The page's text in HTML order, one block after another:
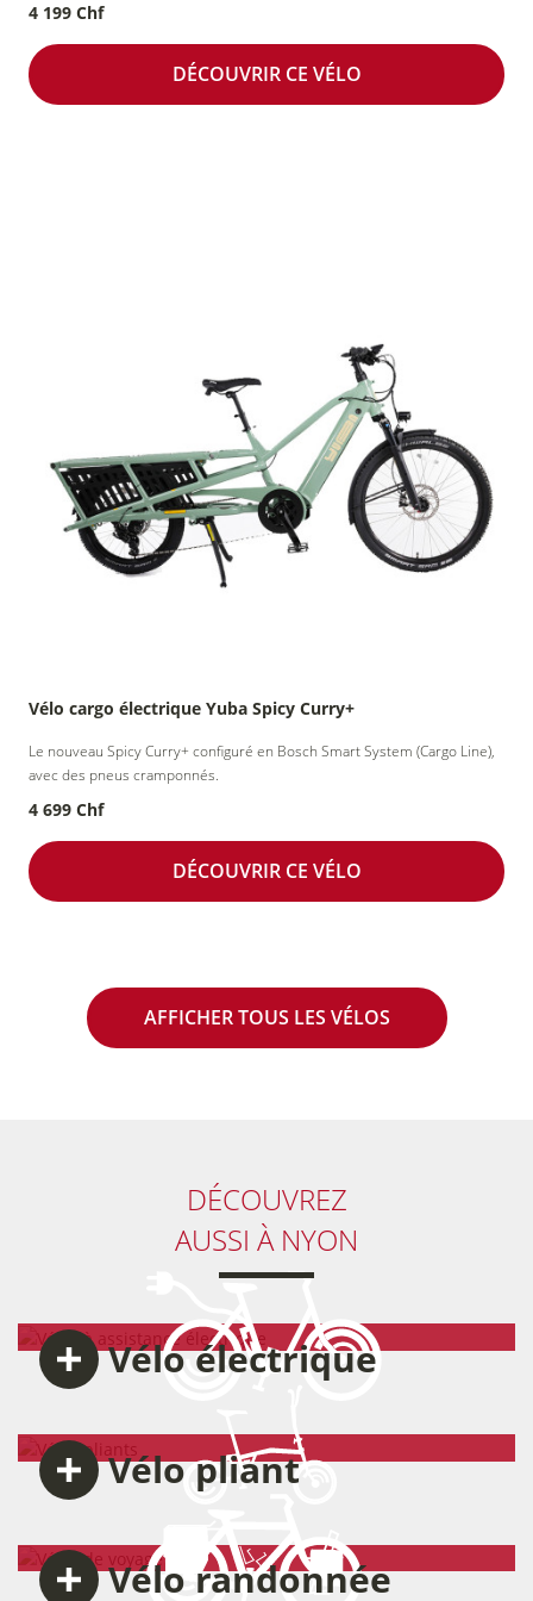
4 199 Chf
DÉCOUVRIR CE VÉLO
Vélo cargo électrique Yuba Spicy Curry+
Le nouveau Spicy Curry+ configuré en Bosch Smart System (Cargo Line),
avec des pneus cramponnés.
4 699 Chf
DÉCOUVRIR CE VÉLO
AFFICHER TOUS LES VÉLOS
DÉCOUVREZ
AUSSI À NYON
Véloélectrique
Vélopliant
Vélo randonnée